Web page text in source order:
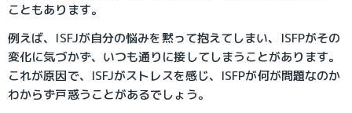
こともあります。
例えば、ISFJが自分の悩みを黙って抱えてしまい、ISFPがその
変化に気づかず、いつも通りに接してしまうことがあります。
これが原因で、ISFJがストレスを感じ、ISFPが何が問題なのか
わからず戸惑うことがあるでしょう。